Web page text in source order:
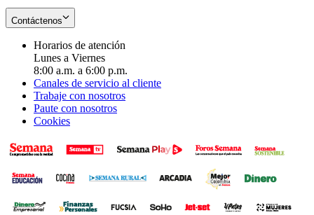
Contáctenos
Horarios de atención
Lunes a Viernes
8:00 a.m. a 6:00 p.m.
Canales de servicio al cliente
Trabaje con nosotros
Paute con nosotros
Cookies